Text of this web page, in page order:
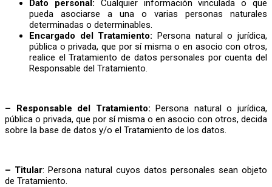
Dato personal: Cualquier información vinculada o que
pueda asociarse a una o varias personas naturales
determinadas o determinables.
Encargado del Tratamiento: Persona natural o jurídica,
pública o privada, que por sí misma o en asocio con otros,
realice el Tratamiento de datos personales por cuenta del
Responsable del Tratamiento.
– Responsable del Tratamiento:Persona natural o jurídica,
pública o privada, que por sí misma o en asocio con otros, decida
sobre la base de datos y/o el Tratamiento de los datos.
– Titular: Persona natural cuyos datos personales sean objeto
de Tratamiento.